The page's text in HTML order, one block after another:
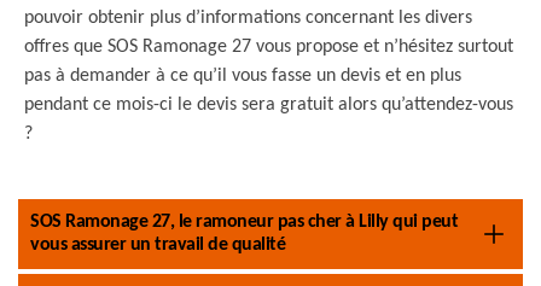
pouvoir obtenir plus d’informations concernant les divers
offres que SOS Ramonage 27 vous propose et n’hésitez surtout
pas à demander à ce qu’il vous fasse un devis et en plus
pendant ce mois-ci le devis sera gratuit alors qu’attendez-vous
?
SOS Ramonage 27, le ramoneur pas cher à Lilly qui peut
vous assurer un travail de qualité